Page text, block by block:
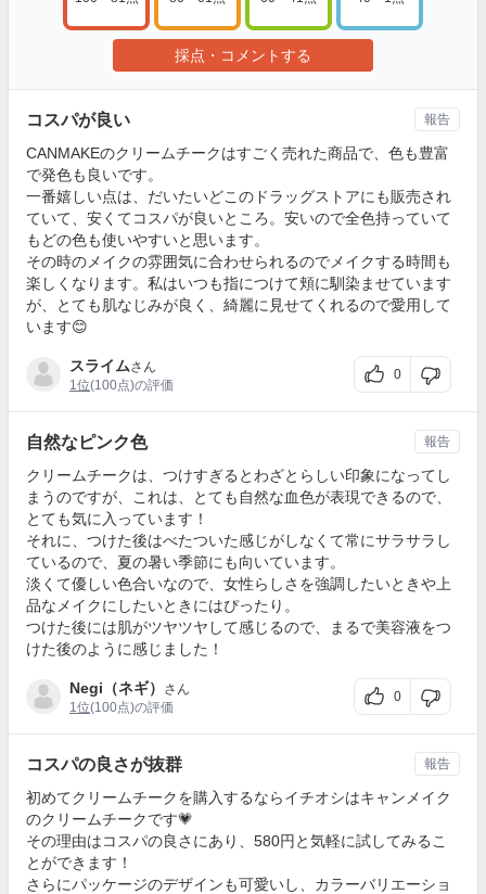
採点・コメントする
コスパが良い
CANMAKEのクリームチークはすごく売れた商品で、色も豊富
で発色も良いです。
一番嬉しい点は、だいたいどこのドラッグストアにも販売され
ていて、安くてコスパが良いところ。安いので全色持っていて
もどの色も使いやすいと思います。
その時のメイクの雰囲気に合わせられるのでメイクする時間も
楽しくなります。私はいつも指につけて頬に馴染ませています
が、とても肌なじみが良く、綺麗に見せてくれるので愛用して
います😊
スライムさん
1位(100点)の評価
0
報告
自然なピンク色
クリームチークは、つけすぎるとわざとらしい印象になってし
まうのですが、これは、とても自然な血色が表現できるので、
とても気に入っています！
それに、つけた後はべたついた感じがしなくて常にサラサラし
ているので、夏の暑い季節にも向いています。
淡くて優しい色合いなので、女性らしさを強調したいときや上
品なメイクにしたいときにはぴったり。
つけた後には肌がツヤツヤして感じるので、まるで美容液をつ
けた後のように感じました！
Negi（ネギ）
さん
1位(100点)の評価
0
報告
コスパの良さが抜群
初めてクリームチークを購入するならイチオシはキャンメイク
のクリームチークです💗
その理由はコスパの良さにあり、580円と気軽に試してみるこ
とができます！
さらにパッケージのデザインも可愛いし、カラーバリエーショ
報告